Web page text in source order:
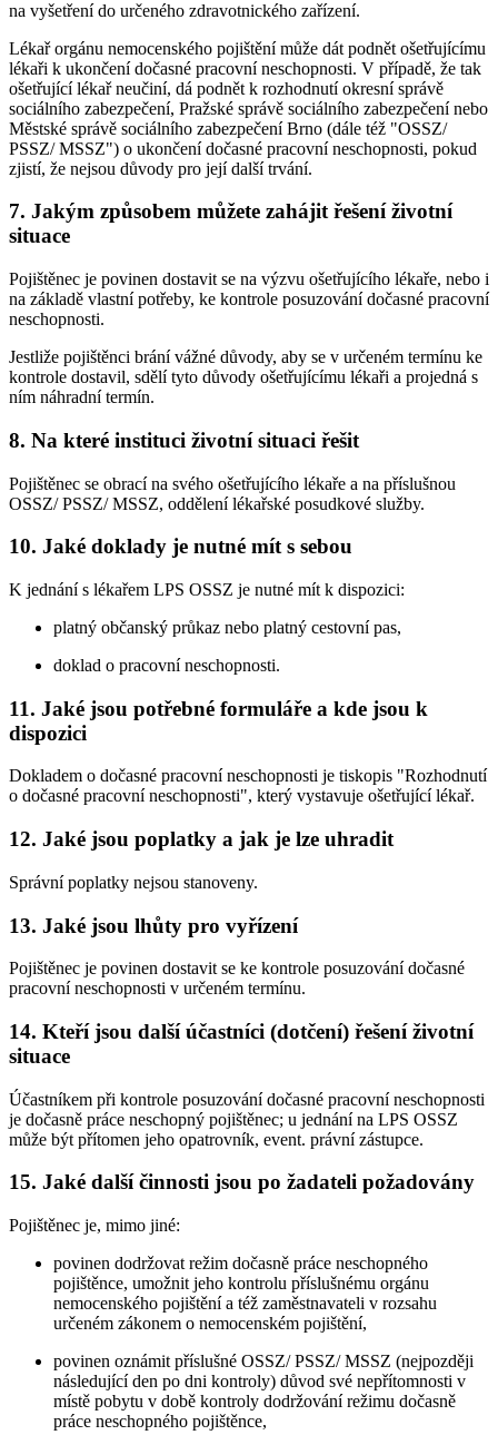
na vyšetření do určeného zdravotnického zařízení.
Lékař orgánu nemocenského pojištění může dát podnět ošetřujícímu
lékaři k ukončení dočasné pracovní neschopnosti. V případě, že tak
ošetřující lékař neučiní, dá podnět k rozhodnutí okresní správě
sociálního zabezpečení, Pražské správě sociálního zabezpečení nebo
Městské správě sociálního zabezpečení Brno (dále též "OSSZ/
PSSZ/ MSSZ") o ukončení dočasné pracovní neschopnosti, pokud
zjistí, že nejsou důvody pro její další trvání.
7. Jakým způsobem můžete zahájit řešení životní
situace
Pojištěnec je povinen dostavit se na výzvu ošetřujícího lékaře, nebo i
na základě vlastní potřeby, ke kontrole posuzování dočasné pracovní
neschopnosti.
Jestliže pojištěnci brání vážné důvody, aby se v určeném termínu ke
kontrole dostavil, sdělí tyto důvody ošetřujícímu lékaři a projedná s
ním náhradní termín.
8. Na které instituci životní situaci řešit
Pojištěnec se obrací na svého ošetřujícího lékaře a na příslušnou
OSSZ/ PSSZ/ MSSZ, oddělení lékařské posudkové služby.
10. Jaké doklady je nutné mít s sebou
K jednání s lékařem LPS OSSZ je nutné mít k dispozici:
platný občanský průkaz nebo platný cestovní pas,
doklad o pracovní neschopnosti.
11. Jaké jsou potřebné formuláře a kde jsou k
dispozici
Dokladem o dočasné pracovní neschopnosti je tiskopis "Rozhodnutí
o dočasné pracovní neschopnosti", který vystavuje ošetřující lékař.
12. Jaké jsou poplatky a jak je lze uhradit
Správní poplatky nejsou stanoveny.
13. Jaké jsou lhůty pro vyřízení
Pojištěnec je povinen dostavit se ke kontrole posuzování dočasné
pracovní neschopnosti v určeném termínu.
14. Kteří jsou další účastníci (dotčení) řešení životní
situace
Účastníkem při kontrole posuzování dočasné pracovní neschopnosti
je dočasně práce neschopný pojištěnec; u jednání na LPS OSSZ
může být přítomen jeho opatrovník, event. právní zástupce.
15. Jaké další činnosti jsou po žadateli požadovány
Pojištěnec je, mimo jiné:
povinen dodržovat režim dočasně práce neschopného
pojištěnce, umožnit jeho kontrolu příslušnému orgánu
nemocenského pojištění a též zaměstnavateli v rozsahu
určeném zákonem o nemocenském pojištění,
povinen oznámit příslušné OSSZ/ PSSZ/ MSSZ (nejpozději
následující den po dni kontroly) důvod své nepřítomnosti v
místě pobytu v době kontroly dodržování režimu dočasně
práce neschopného pojištěnce,